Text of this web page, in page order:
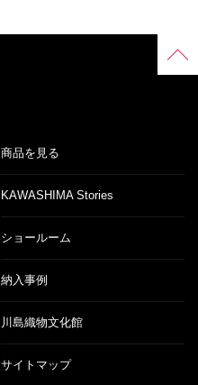
商品を見る
KAWASHIMA Stories
ショールーム
納入事例
川島織物文化館
サイトマップ